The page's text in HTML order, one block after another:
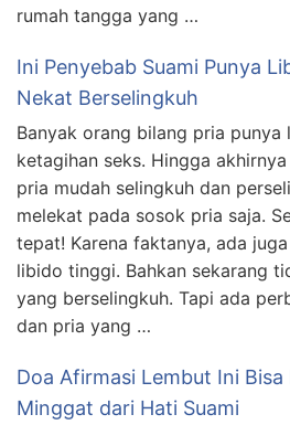
rumah tangga yang …
Ini Penyebab Suami Punya
Nekat Berselingkuh
Banyak orang bilang pria
ketagihan seks. Hingga
pria mudah selingkuh dan
melekat pada sosok pria saja.
tepat! Karena faktanya, ada
libido tinggi. Bahkan sekarang
yang berselingkuh. Tapi ada
dan pria yang …
Doa Afirmasi Lembut Ini Bisa
Minggat dari Hati Suami